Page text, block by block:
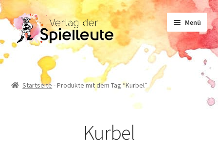
Zur
Navigation
springen
Zum
Inhalt
springen
Menü
Noten
Sachliteratur
Startseite -Produkte mit dem Tag “Kurbel”
Kurbel